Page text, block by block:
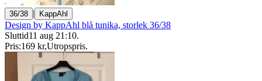
36/38 | KappAhl
Design by KappAhl blå tunika, storlek 36/38
Sluttid11 aug 21:10.
Pris:169 kr,Utropspris.